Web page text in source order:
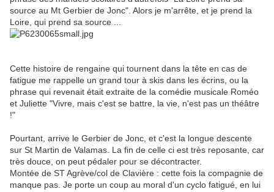
source au Mt Gerbier de Jonc". Alors je m'arrête, et je prend la
Loire, qui prend sa source ...
Cette histoire de rengaine qui tournent dans la tête en cas de
fatigue me rappelle un grand tour à skis dans les écrins, ou la
phrase qui revenait était extraite de la comédie musicale Roméo
et Juliette "Vivre, mais c'est se battre, la vie, n'est pas un théâtre
!"
Pourtant, arrive le Gerbier de Jonc, et c'est la longue descente
sur St Martin de Valamas. La fin de celle ci est très reposante, car
très douce, on peut pédaler pour se décontracter.
Montée de ST Agrève/col de Clavière : cette fois la compagnie de
manque pas. Je porte un coup au moral d'un cyclo fatigué, en lui